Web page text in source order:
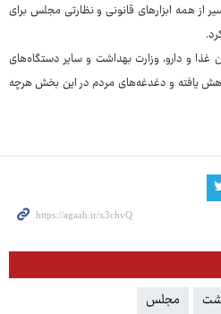
از همه ابزارهای قانونی و نظارتی مجلس برای
غذا و دارو، وزارت بهداشت و سایر دستگاه‌های
یافته و دغدغه‌های مردم در این بخش هرچه
مجلس